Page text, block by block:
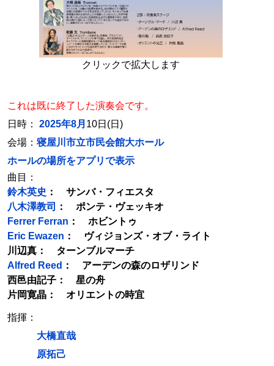
クリックで拡大します
これは既に終了した演奏会です。
日時： 2025年8月 10日(日)
会場： 寝屋川市立市民会館大ホール
ホールの場所をアプリで表示
曲目：
鈴木英史 ： サンバ・フィエスタ
八木澤教司
： ポンテ・ヴェッキオ
Ferrer Ferran ： ホビントゥ
Eric Ewazen ： ヴィジョンズ・オブ・ライト
川辺真： ターンブルマーチ
Alfred Reed ： アーデンの森のロザリンド
西邑由記子： 星の舟
片岡寛晶： オリエントの時宜
指揮：
大橋直哉
原拓己